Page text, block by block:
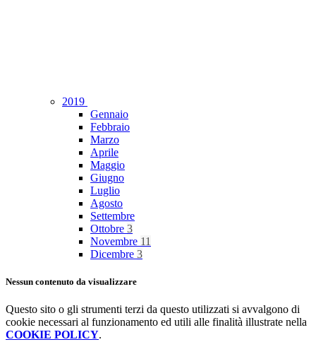
2019
Gennaio
Febbraio
Marzo
Aprile
Maggio
Giugno
Luglio
Agosto
Settembre
Ottobre 3
Novembre 11
Dicembre 3
Nessun contenuto da visualizzare
Questo sito o gli strumenti terzi da questo utilizzati si avvalgono di
cookie necessari al funzionamento ed utili alle finalità illustrate nella
COOKIE POLICY.